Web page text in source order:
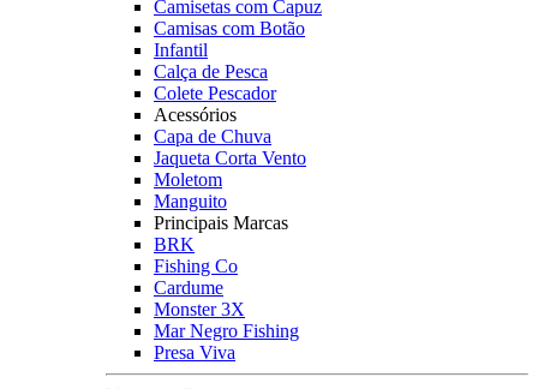
Camisetas com Capuz
Camisas com Botão
Infantil
Calça de Pesca
Colete Pescador
Acessórios
Capa de Chuva
Jaqueta Corta Vento
Moletom
Manguito
Principais Marcas
BRK
Fishing Co
Cardume
Monster 3X
Mar Negro Fishing
Presa Viva